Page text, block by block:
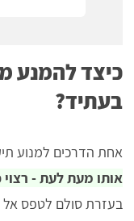
כיצד להמנע
בעתיד?
אחת הדרכים למנוע
אותו מעת לעת -
בעזרת סולם לטפס אל